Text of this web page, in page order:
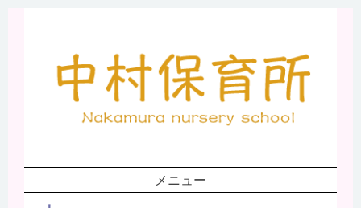
中村保育所ホ
ームページ
メニュー